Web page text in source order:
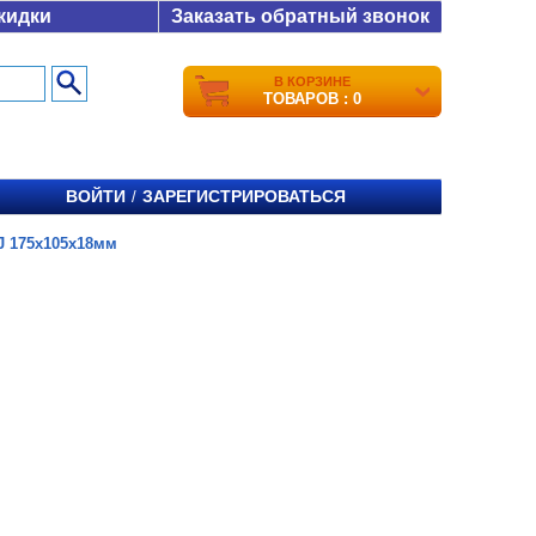
Заказать обратный звонок
В КОРЗИНЕ
ТОВАРОВ : 0
ВОЙТИ / ЗАРЕГИСТРИРОВАТЬСЯ
175x105x18мм